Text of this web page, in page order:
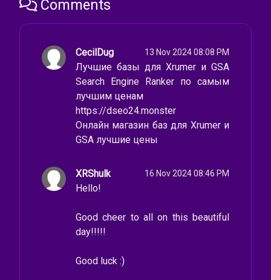
Comments
CecilDug 13 Nov 2024 08:08 PM
Лучшие базы для Xrumer и GSA
Search Engine Ranker по самым
лучшим ценам
https://dseo24.monster
Онлайн магазин баз для Xrumer и
GSA лучшие цены
XRShulk 16 Nov 2024 08:46 PM
Hello!
Good cheer to all on this beautiful
day!!!!!
Good luck :)